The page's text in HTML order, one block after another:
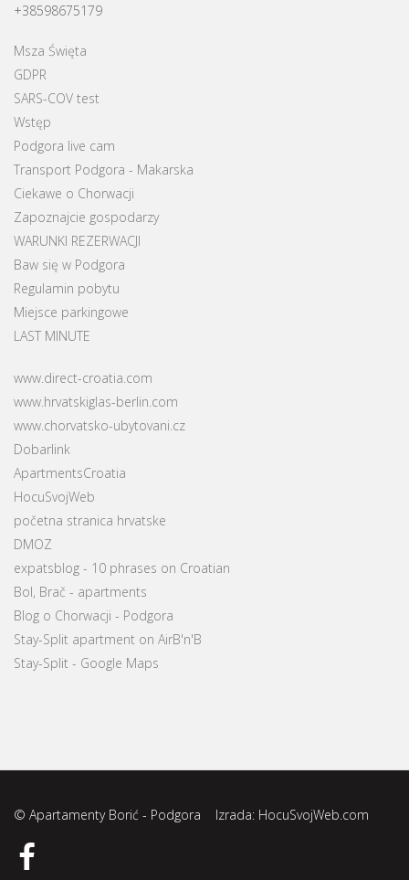
+38598675179
Msza Święta
GDPR
SARS-COV test
Wstęp
Podgora live cam
Transport Podgora - Makarska
Ciekawe o Chorwacji
Zapoznajcie gospodarzy
WARUNKI REZERWACJI
Baw się w Podgora
Regulamin pobytu
Miejsce parkingowe
LAST MINUTE
www.direct-croatia.com
www.hrvatskiglas-berlin.com
www.chorvatsko-ubytovani.cz
Dobarlink
ApartmentsCroatia
HocuSvojWeb
početna stranica hrvatske
DMOZ
expatsblog - 10 phrases on Croatian
Bol, Brač - apartments
Blog o Chorwacji - Podgora
Stay-Split apartment on AirB'n'B
Stay-Split - Google Maps
© Apartamenty Borić - Podgora Izrada: HocuSvojWeb.com